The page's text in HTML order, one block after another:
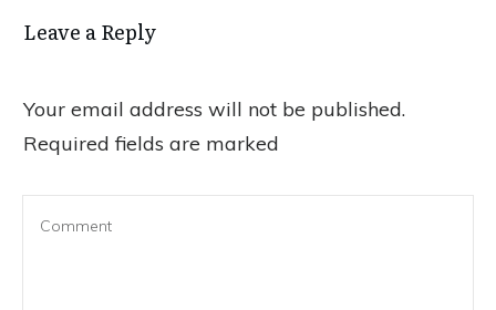
Leave a Reply
Your email address will not be published.
Required fields are marked